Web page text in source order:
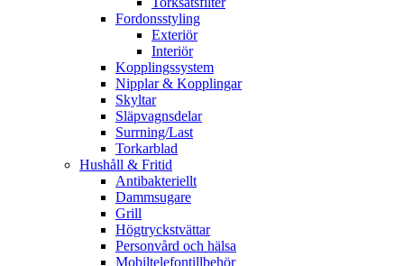
Fordonsstyling
Exteriör
Interiör
Kopplingssystem
Nipplar & Kopplingar
Skyltar
Släpvagnsdelar
Surrning/Last
Torkarblad
Hushåll & Fritid
Antibakteriellt​
Dammsugare
Grill
Högtryckstvättar
Personvård och hälsa
Mobiltelefontillbehör